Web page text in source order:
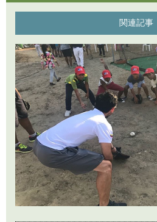
ネパールの雨季
2016年8月22日
東北楽天イーグルスのネ
2016年6月13日
日本に住むネパール人
2016年5月19日
被災地の野球事務所に見
コロンビアの野球事情
関連記事